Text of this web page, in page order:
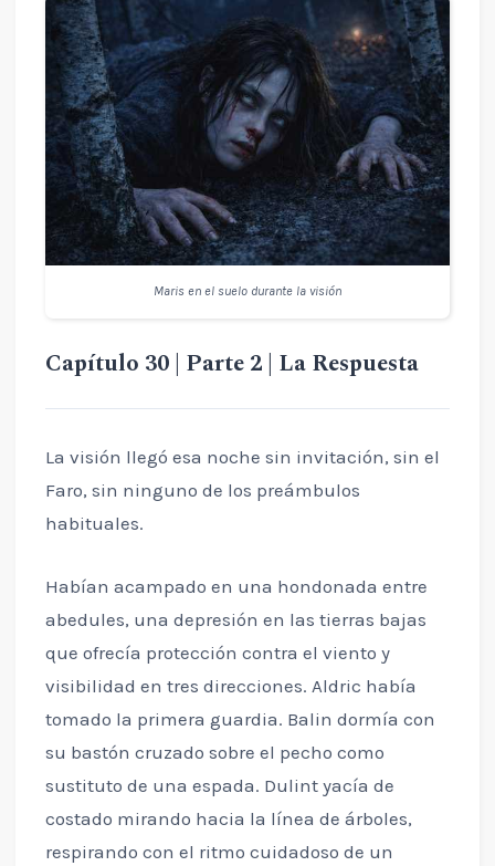
Maris en el suelo durante la visión
Capítulo 30 | Parte 2 | La Respuesta
La visión llegó esa noche sin invitación, sin el
Faro, sin ninguno de los preámbulos
habituales.
Habían acampado en una hondonada entre
abedules, una depresión en las tierras bajas
que ofrecía protección contra el viento y
visibilidad en tres direcciones. Aldric había
tomado la primera guardia. Balin dormía con
su bastón cruzado sobre el pecho como
sustituto de una espada. Dulint yacía de
costado mirando hacia la línea de árboles,
respirando con el ritmo cuidadoso de un